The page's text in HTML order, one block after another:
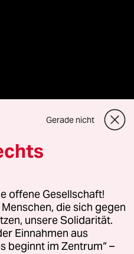
GmbH
Fragen oder für Genehmigungen
Kommune-Richtlinien
Gerade nicht
offene Gesellschaft!
die sich gegen
unsere Solidarität.
Einnahmen aus
beginnt im Zentrum“ –